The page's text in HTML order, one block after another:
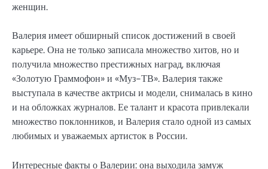
женщин.
Валерия имеет обширный список достижений в своей
карьере. Она не только записала множество хитов, но и
получила множество престижных наград, включая
«Золотую Граммофон» и «Муз-ТВ». Валерия также
выступала в качестве актрисы и модели, снималась в кино
и на обложках журналов. Ее талант и красота привлекали
множество поклонников, и Валерия стало одной из самых
любимых и уважаемых артисток в России.
Интересные факты о Валерии: она выходила замуж